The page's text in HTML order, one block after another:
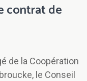
contrat de
de la Coopération
le Conseil